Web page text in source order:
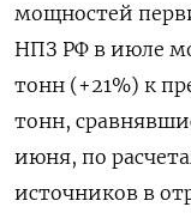
мощностей
НПЗ РФ в июле
тонн (+21%) к
тонн,
июня, по
источников в